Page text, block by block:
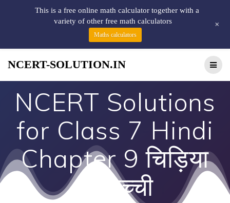
NCERT-SOLUTION.IN
NCERT Solutions
for Class 7 Hindi
Chapter 9 चिड़िया
की बच्ची
This is a free online math calculator together with a
variety of other free math calculators
Maths calculators
+